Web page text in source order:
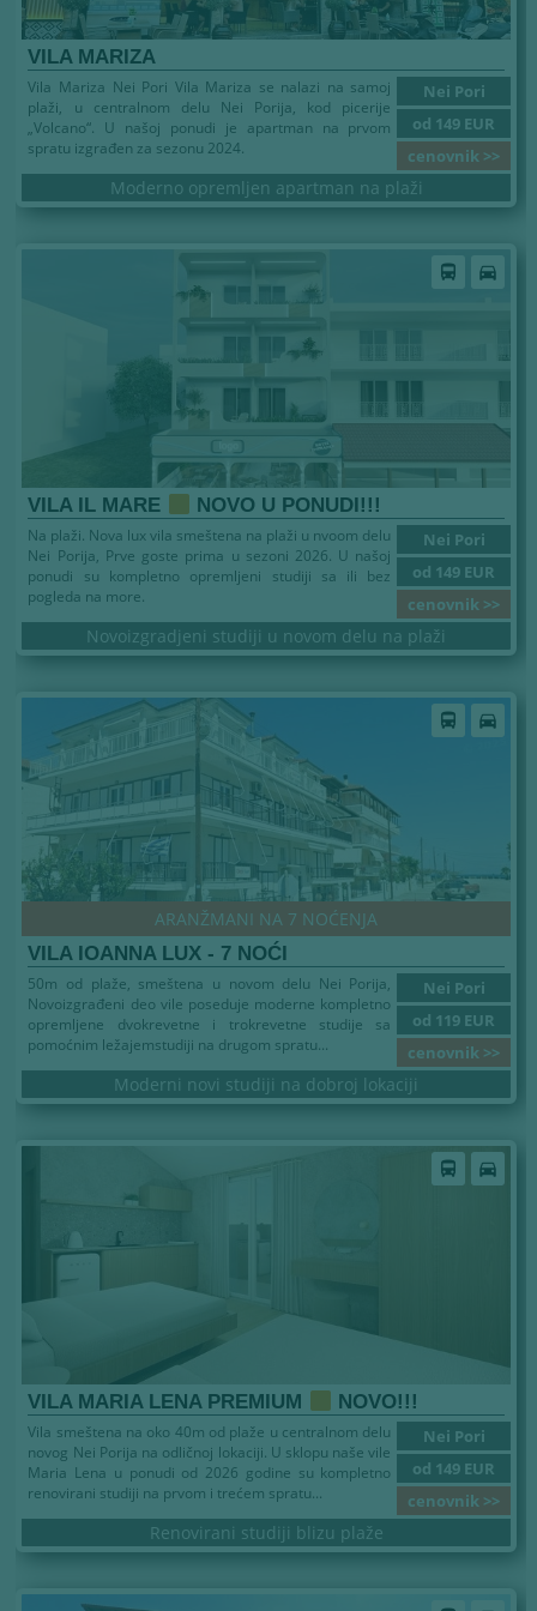
VILA MARIZA
Nei Pori
od 149 EUR
cenovnik >>
Vila Mariza Nei Pori Vila Mariza se nalazi na samoj
plaži, u centralnom delu Nei Porija, kod picerije
„Volcano“. U našoj ponudi je apartman na prvom
spratu izgrađen za sezonu 2024.
Moderno opremljen apartman na plaži
directions_bus directions_car
VILA IL MARE NOVO U PONUDI!!!
Nei Pori
od 149 EUR
cenovnik >>
Na plaži. Nova lux vila smeštena na plaži u nvoom delu
Nei Porija, Prve goste prima u sezoni 2026. U našoj
ponudi su kompletno opremljeni studiji sa ili bez
pogleda na more.
Novoizgradjeni studiji u novom delu na plaži
directions_bus directions_car
ARANŽMANI NA 7 NOĆENJA
VILA IOANNA LUX - 7 NOĆI
Nei Pori
od 119 EUR
cenovnik >>
50m od plaže, smeštena u novom delu Nei Porija,
Novoizgrađeni deo vile poseduje moderne kompletno
opremljene dvokrevetne i trokrevetne studije sa
pomoćnim ležajemstudiji na drugom spratu...
Moderni novi studiji na dobroj lokaciji
directions_bus directions_car
VILA MARIA LENA PREMIUM NOVO!!!
Nei Pori
od 149 EUR
cenovnik >>
Vila smeštena na oko 40m od plaže u centralnom delu
novog Nei Porija na odličnoj lokaciji. U sklopu naše vile
Maria Lena u ponudi od 2026 godine su kompletno
renovirani studiji na prvom i trećem spratu...
Renovirani studiji blizu plaže